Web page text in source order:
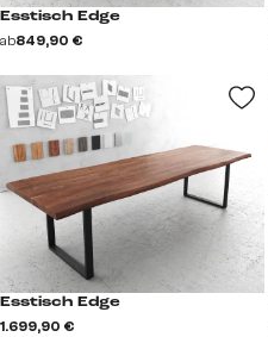
Esstisch Edge
ab849,90 €
Esstisch Edge
1.699,90 €